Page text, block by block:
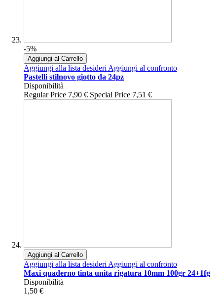
-5%
Aggiungi al Carrello
Aggiungi alla lista desideriAggiungi al confronto
Pastelli stilnovo giotto da 24pz
Disponibilità
Regular Price 7,90 € Special Price 7,51 €
Aggiungi al Carrello
Aggiungi alla lista desideriAggiungi al confronto
Maxi quaderno tinta unita rigatura 10mm 100gr 24+1fg
Disponibilità
1,50 €